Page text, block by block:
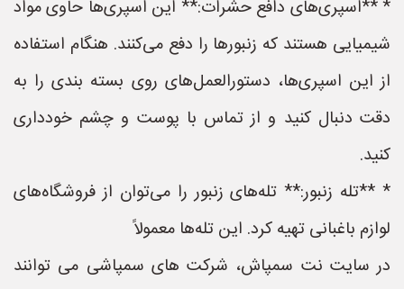
* **اسپری‌های دافع حشرات:** این اسپری‌ها حاوی مواد
شیمیایی هستند که زنبورها را دفع می‌کنند. هنگام استفاده
از این اسپری‌ها، دستورالعمل‌های روی بسته بندی را به
دقت دنبال کنید و از تماس با پوست و چشم خودداری
کنید.
* **تله زنبور:** تله‌های زنبور را می‌توان از فروشگاه‌های
لوازم باغبانی تهیه کرد. این تله‌ها معمولاً
در سایت نت سمپاش، شرکت های سمپاشی می توانند